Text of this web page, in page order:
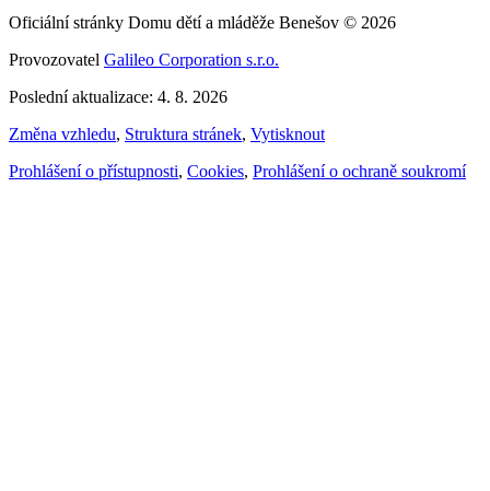
Oficiální stránky Domu dětí a mláděže Benešov © 2026
Provozovatel Galileo Corporation s.r.o.
Poslední aktualizace: 4. 8. 2026
Změna vzhledu, Struktura stránek, Vytisknout
Prohlášení o přístupnosti, Cookies, Prohlášení o ochraně soukromí